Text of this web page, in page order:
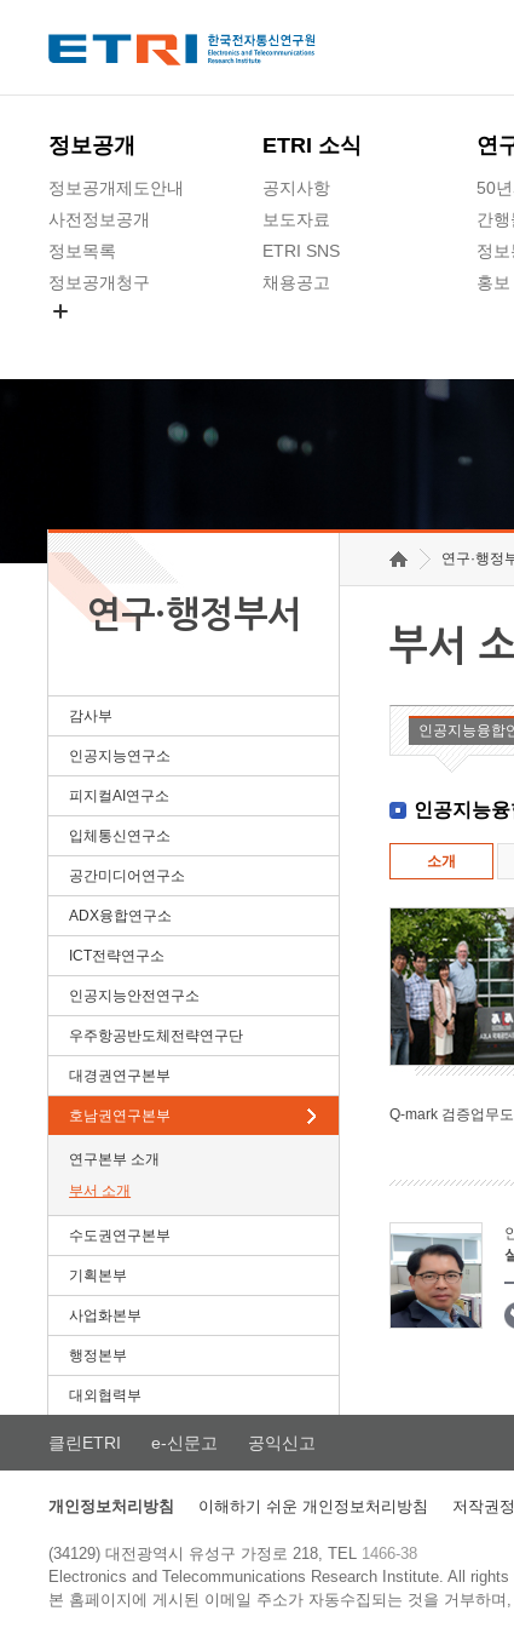
정보공개
정보공개제도안내
사전정보공개
정보목록
정보공개청구
ETRI 소식
공지사항
보도자료
ETRI SNS
채용공고
연
50
간행
정
홍
연구·행정부서
감사부
인공지능연구소
피지컬AI연구소
입체통신연구소
공간미디어연구소
ADX융합연구소
ICT전략연구소
인공지능안전연구소
우주항공반도체전략연구단
대경권연구본부
호남권연구본부
연구본부 소개
부서 소개
수도권연구본부
기획본부
사업화본부
행정본부
대외협력부
연구·행정
부서
인공지능융합
인공지능융
소개
Q-mark 검증업무
클린ETRI e-신문고 공익신고
개인정보처리방침 이해하기 쉬운 개인정보처리방침 저작권
(34129) 대전광역시 유성구 가정로 218, TEL 1466-38
Electronics and Telecommunications Research Institute.All rights
본 홈페이지에 게시된 이메일 주소가 자동수집되는 것을 거부하